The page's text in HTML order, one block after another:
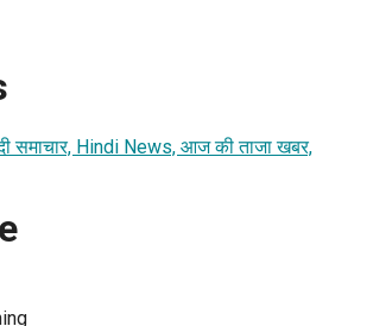
समाचार, Hindi News, आज की ताजा खबर,